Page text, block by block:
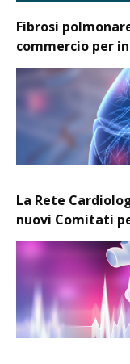
Fibrosi
commercio per
La Rete
nuovi Comitati